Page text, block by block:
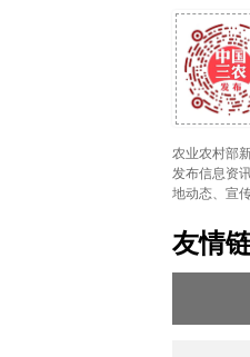
农业农村部
发布信息资
地动态、宣
友情